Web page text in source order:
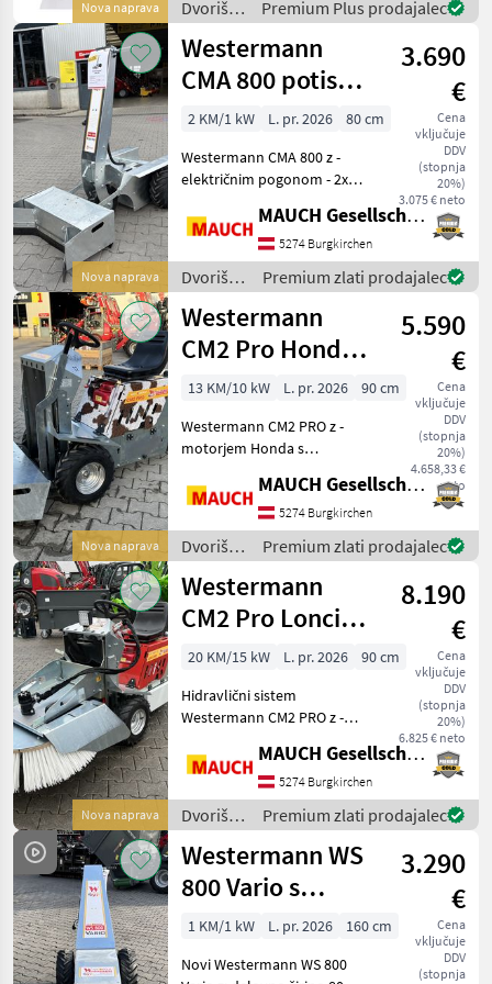
Nova naprava
Arbeitsdruck´stufenlos
regelbar: 30 - 200 bar -
Dvoriščna
mehanizacija
/ Kränzle
Premium Plus prodajalec
Nova naprava
Westermann
CMA 800 potisni
mehanizem za
3.690
€
Cena
vključuje
DDV
(stopnja
20%)
3.075 € neto
2 KM/1 kW L. pr. 2026
80 cm
Westermann CMA 800 z -
električnim pogonom - 2x
- polnilnik je vgrajen v
napravo - potrebna je
običajna vtičnica - 800 mm
razmakovalnik -
MAUCH Gesellschaft m.b.H. & Co.KG
5274 Burgkirchen
Dvoriščna
mehanizacija
/
Westermann
Premium zlati prodajalec
Nova naprava
Westermann
CM2 Pro Honda
GXV390 z
zagonom
5.590
€
Cena
vključuje
DDV
(stopnja
20%)
4.658,33 €
neto
13 KM/10 kW L. pr. 2026
90 cm
Westermann CM2 PRO z -
motorjem Honda s
enostavno dvigovanje
priključkov z ročnim
vzvodom - hidrostatični
pogon - različica Pro =
ojačan
MAUCH Gesellschaft m.b.H. & Co.KG
5274 Burgkirchen
Dvoriščna
mehanizacija
/
Westermann
Premium zlati prodajalec
Nova naprava
Westermann
CM2 Pro Loncin z
električnim
zagonom in
hidravličnim
sistemom
8.190
€
Cena
vključuje
DDV
(stopnja
20%)
6.825 € neto
20 KM/15 kW L. pr. 2026
90 cm
Hidravlični sistem
Westermann CM2 PRO z -
hidravličnim dvigom
priključkov - hidrostatičnim
pogonom - odklopnim
pokrovom motorja - nizkim
vozn
MAUCH Gesellschaft m.b.H. & Co.KG
5274 Burgkirchen
Dvoriščna
mehanizacija
/
Westermann
Premium zlati prodajalec
Westermann WS
800 Vario s
potisnim plužem
80–160 cm
3.290
€
Cena
vključuje
DDV
(stopnja
1 KM/1 kW L. pr. 2026
160 cm
Novi Westermann WS 800